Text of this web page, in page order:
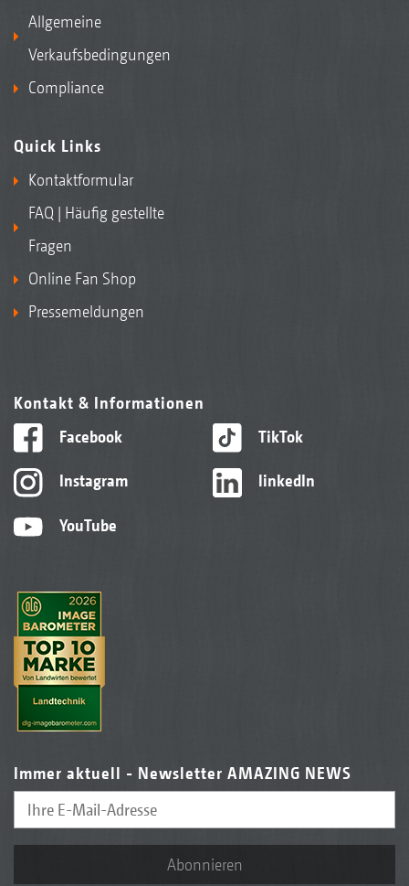
Allgemeine
Verkaufsbedingungen
Compliance
Quick Links
Kontaktformular
FAQ | Häufig gestellte
Fragen
Online Fan Shop
Pressemeldungen
Kontakt & Informationen
Facebook
Instagram
YouTube
TikTok
linkedIn
Immer aktuell - Newsletter AMAZING NEWS
Abonnieren